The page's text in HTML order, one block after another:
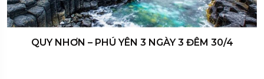
QUY NHƠN – PHÚ YÊN 3 NGÀY 3 ĐÊM 30/4